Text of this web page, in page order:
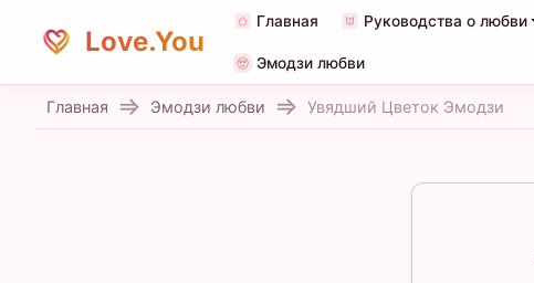
Love.You
Главная Руководства о любви
Эмодзи любви
Главная Эмодзи любви Увядший Цветок Эмодзи